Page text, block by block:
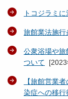
トコジラミ
旅館業法施行
公衆浴場や旅
ついて [
【旅館営業
染症への移